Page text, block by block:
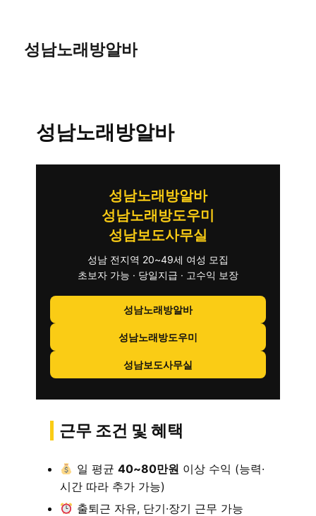
성남노래방알바
성남노래방알바
성남노래방알바
성남노래방도우미
성남보도사무실
성남 전지역 20~49세 여성 모집
초보자 가능 · 당일지급 · 고수익 보장
성남노래방알바
성남노래방도우미
성남보도사무실
근무 조건 및 혜택
일 평균 40~80만원 이상 수익 (능력·
시간 따라 추가 가능)
출퇴근 자유, 단기·장기 근무 가능